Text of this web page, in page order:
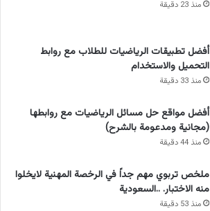
منذ 23 دقيقة
أفضل تطبيقات الرياضيات للطلاب مع روابط
التحميل والاستخدام
منذ 33 دقيقة
أفضل مواقع حل مسائل الرياضيات مع روابطها
(مجانية ومدعومة بالشرح)
منذ 44 دقيقة
ملخص تربوي مهم جداً في الرخصة المهنية لايخلوا
منه الاختبار. ..السعودية
منذ 53 دقيقة